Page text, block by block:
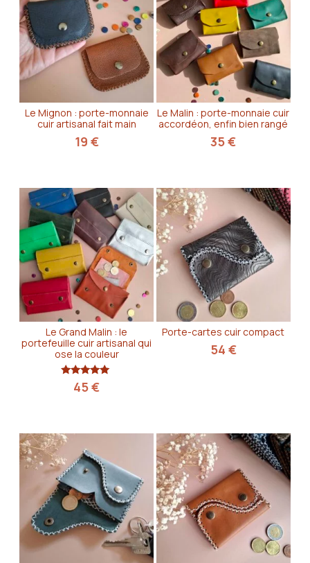
Le Mignon : porte-monnaie
cuir artisanal fait main
19 €
Le Malin : porte-monnaie cuir
accordéon, enfin bien rangé
35€
Le Grand Malin : le
portefeuille cuir artisanal qui
ose la couleur
Note
5.00
45€
Porte-cartes cuir compact
54 €